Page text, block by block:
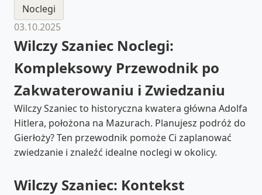
Noclegi
03.10.2025
Wilczy Szaniec Noclegi:
Kompleksowy Przewodnik po
Zakwaterowaniu i Zwiedzaniu
Wilczy Szaniec to historyczna kwatera główna Adolfa
Hitlera, położona na Mazurach. Planujesz podróż do
Gierłoży? Ten przewodnik pomoże Ci zaplanować
zwiedzanie i znaleźć idealne noclegi w okolicy.
Wilczy Szaniec: Kontekst